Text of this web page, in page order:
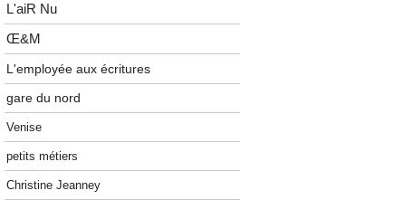
L'aiR Nu
Œ&M
L'employée aux écritures
gare du nord
Venise
petits métiers
Christine Jeanney